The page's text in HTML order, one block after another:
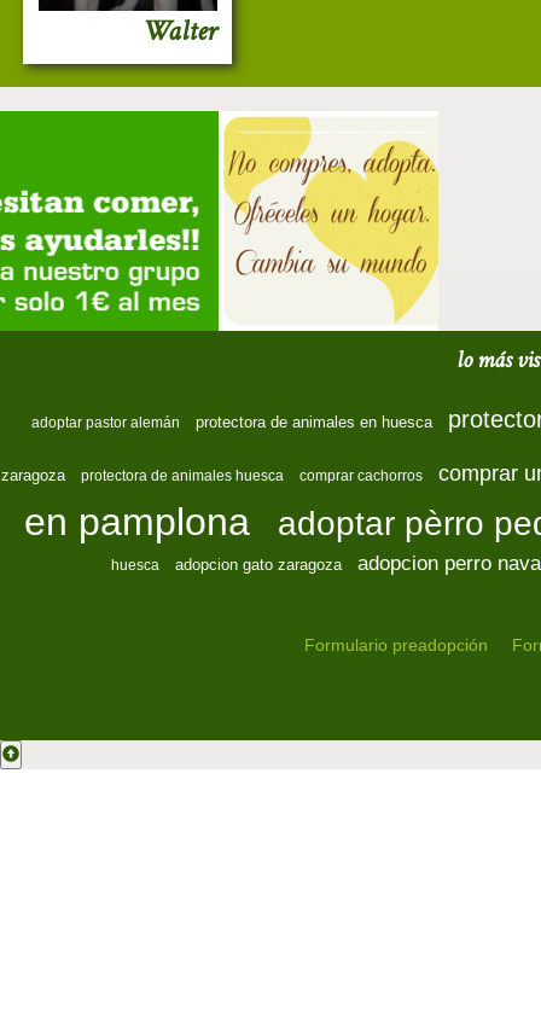
Walter
lo más
adoptar pastor alemán protectora de animales en huesca
zaragoza protectora de animales huesca comprar cachorros comprar
en pamplona adoptar pèrro
huesca adopcion gato zaragoza adopcion perro
Formulario preadopción